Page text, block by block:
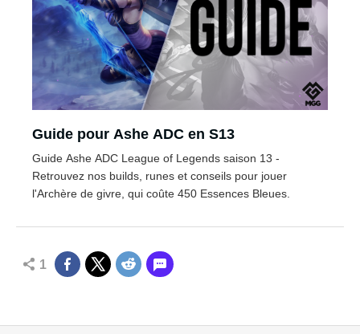
Guide pour Ashe ADC en S13
Guide Ashe ADC League of Legends saison 13 -
Retrouvez nos builds, runes et conseils pour jouer
l'Archère de givre, qui coûte 450 Essences Bleues.
1